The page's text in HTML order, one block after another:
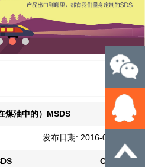
煤油中的）MSDS
发布日期: 2016-04-28
CAS No.